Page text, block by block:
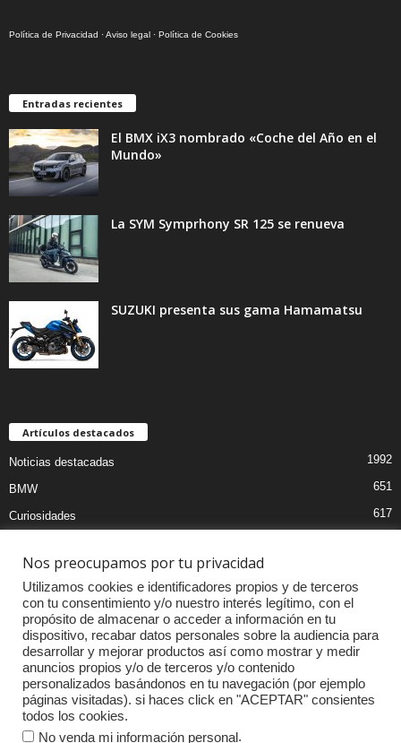
Política de Privacidad ·Aviso legal · Política de Cookies
Entradas recientes
El BMX iX3 nombrado «Coche del Año en el
Mundo»
La SYM Symprhony SR 125 se renueva
SUZUKI presenta sus gama Hamamatsu
Artículos destacados
Noticias destacadas 1992
BMW 651
Curiosidades 617
MOTOS
Competiciones
Mercedes
Porsche 234
Nos preocupamos por tu privacidad
Utilizamos cookies e identificadores propios y de terceros
con tu consentimiento y/o nuestro interés legítimo, con el
propósito de almacenar o acceder a información en tu
dispositivo, recabar datos personales sobre la audiencia para
desarrollar y mejorar productos así como mostrar y medir
anuncios propios y/o de terceros y/o contenido
personalizados basándonos en tu navegación (por ejemplo
páginas visitadas). si haces click en "ACEPTAR" consientes
todos los cookies.
No venda mi información personal .